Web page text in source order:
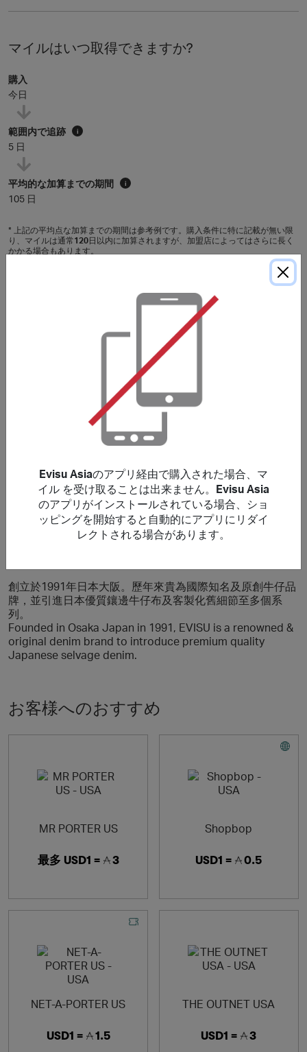
マイルはいつ取得できますか?
購入
今日
範囲内で追跡 i
5 日
平均的な加算までの期間 i
105 日
* 上記の平均点な加算までの期間は参考例です。購入条件に特に記載が無い限
り、マイルは通常120日以内に加算されますが、加盟店によってはさらに長く
かかる場合もあります。
透過ATM/超商代碼/信用卡付款後，必需手動返回商戶頁
面，訂單才會被有效追蹤及獲得獎勵。
In order for your purchase to be tracked and receive
reward successfully, you will have to manually return to
the merchant if you have chosen payment via
ATM/convenience store code/credit card.
Using a voucher/coupon code not displayed on this site
calculated on postage / handling / delivery costs or
associated purchase taxes in your region (This may
include but not be limited to VAT, GST etc).
創立於1991年日本大阪。歷年來貴為國際知名及原創牛仔品
牌，並引進日本優質鑲邊牛仔布及客製化舊細節至多個系
列。
Founded in Osaka Japan in 1991, EVISU is a renowned &
original denim brand to introduce premium quality
Japanese selvage denim.
お客様へのおすすめ
MR PORTER US
最多 USD1 = 3
Shopbop
USD1 = 0.5
NET-A-PORTER US
USD1 = 1.5
THE OUTNET USA
USD1 = 3
Evisu Asiaのアプリ経由で購入された場合、マ
イル を受け取ることは出来ません。 Evisu Asia
のアプリがインストールされている場合、ショ
ッピングを開始すると自動的にアプリにリダイ
レクトされる場合があります。